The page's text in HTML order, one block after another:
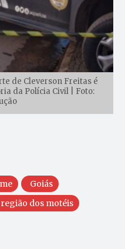
de Cleverson Freitas é
da Polícia Civil | Foto:
Goiás
região dos motéis